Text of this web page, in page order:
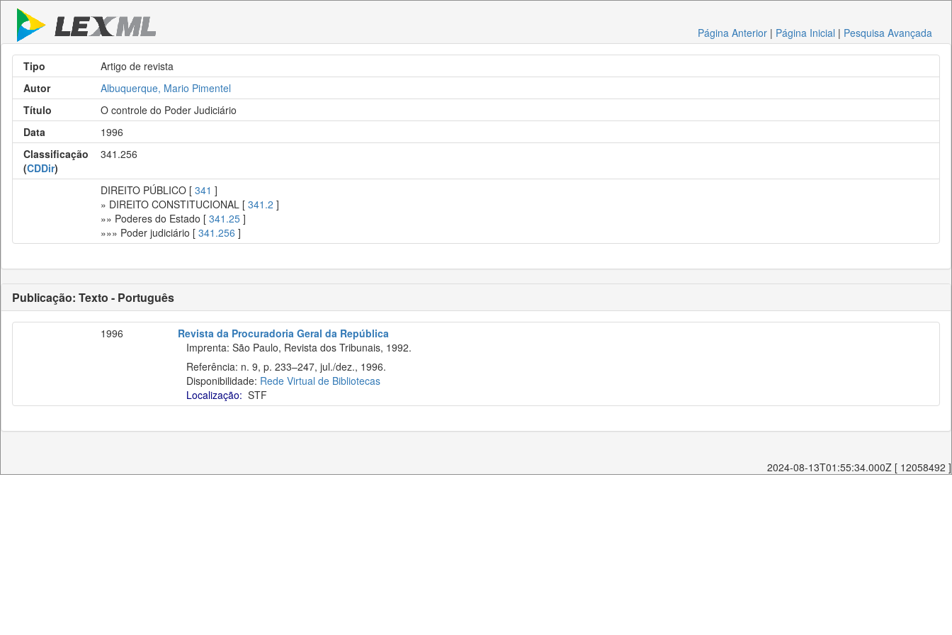
Página Anterior | Página Inicial | Pesquisa Avançada
Tipo
Artigo de revista
Autor
Albuquerque, Mario Pimentel
Título
O controle do Poder Judiciário
Data
1996
Classificação
(CDDir)
341.256
DIREITO PÚBLICO [ 341 ]
» DIREITO CONSTITUCIONAL [ 341.2 ]
»» Poderes do Estado [ 341.25 ]
»»» Poder judiciário [ 341.256 ]
Publicação: Texto - Português
1996
Revista da Procuradoria Geral da República
Imprenta: São Paulo, Revista dos Tribunais, 1992.
Referência: n. 9, p. 233–247, jul./dez., 1996.
Disponibilidade: Rede Virtual de Bibliotecas
Localização: STF
2024-08-13T01:55:34.000Z [ 12058492 ]